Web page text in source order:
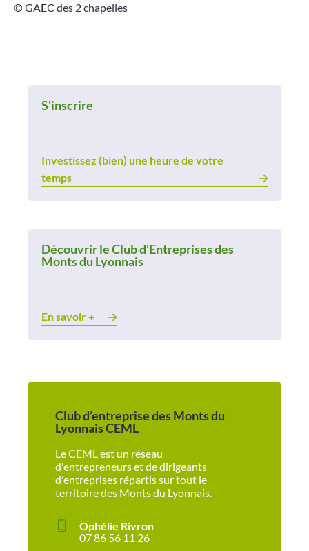
© GAEC des 2 chapelles
S'inscrire
Investissez (bien) une heure de votre
temps
Découvrir le Club d'Entreprises des
Monts du Lyonnais
En savoir +
Club d’entreprise des Monts du
Lyonnais CEML
Le CEML est un réseau
d'entrepreneurs et de dirigeants
d'entreprises répartis sur tout le
territoire des Monts du Lyonnais.
Ophélie Rivron
07 86 56 11 26